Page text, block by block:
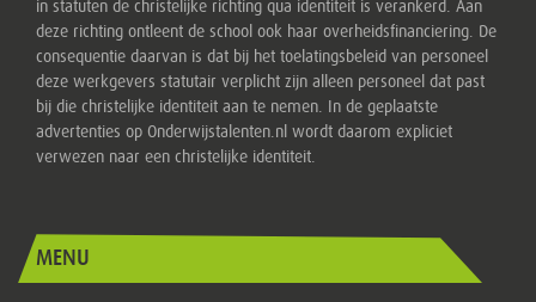
in statuten de christelijke richting qua identiteit is verankerd. Aan
deze richting ontleent de school ook haar overheidsfinanciering. De
consequentie daarvan is dat bij het toelatingsbeleid van personeel
deze werkgevers statutair verplicht zijn alleen personeel dat past
bij die christelijke identiteit aan te nemen. In de geplaatste
advertenties op Onderwijstalenten.nl wordt daarom expliciet
verwezen naar een christelijke identiteit.
MENU